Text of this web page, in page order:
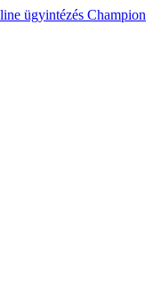
ügyintézés Champion